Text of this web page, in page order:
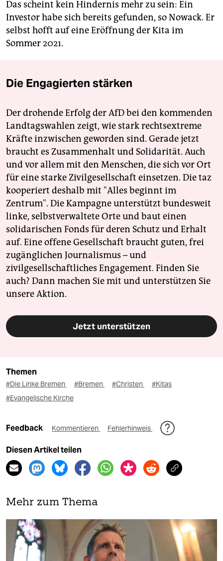
Das scheint kein Hindernis mehr zu sein: Ein
Investor habe sich bereits gefunden, so Nowack. Er
selbst hofft auf eine Eröffnung der Kita im
Sommer 2021.
Die Engagierten stärken
Der drohende Erfolg der AfD bei den kommenden
Landtagswahlen zeigt, wie stark rechtsextreme
Kräfte inzwischen geworden sind. Gerade jetzt
braucht es Zusammenhalt und Solidarität. Auch
und vor allem mit den Menschen, die sich vor Ort
für eine starke Zivilgesellschaft einsetzen. Die taz
kooperiert deshalb mit "Alles beginnt im
Zentrum". Die Kampagne unterstützt bundesweit
linke, selbstverwaltete Orte und baut einen
solidarischen Fonds für deren Schutz und Erhalt
auf. Eine offene Gesellschaft braucht guten, frei
zugänglichen Journalismus – und
zivilgesellschaftliches Engagement. Finden Sie
auch? Dann machen Sie mit und unterstützen Sie
unsere Aktion.
Jetzt unterstützen
Themen
#Die Linke Bremen #Bremen #Christen
#Kitas
#Evangelische Kirche
Feedback Kommentieren Fehlerhinweis
Diesen Artikel teilen
Mehr zum Thema